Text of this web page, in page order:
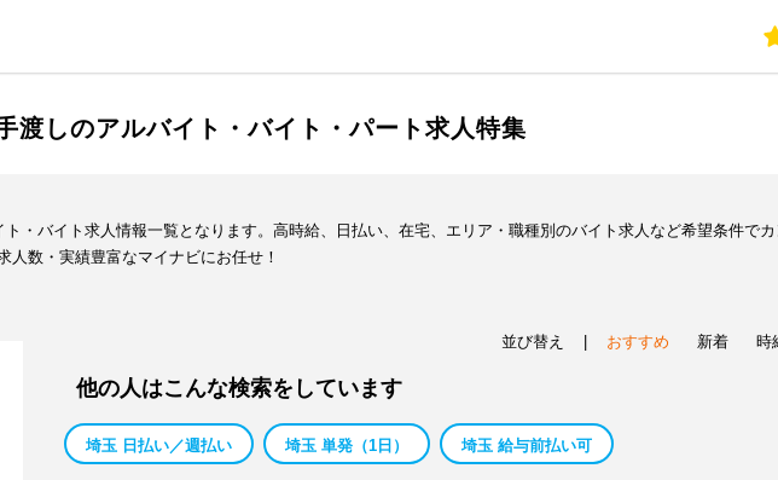
渡しのアルバイト・バイト・パート求人特集
・バイト求人情報一覧となります。高時給、日払い、在宅、エリア・職種別のバイト求人など希望条件で
人数・実績豊富なマイナビにお任せ！
並び替え おすすめ 新着 時
他の人はこんな検索をしています
埼玉 日払い／週払い 埼玉 単発（1日） 埼玉 給与前払い可